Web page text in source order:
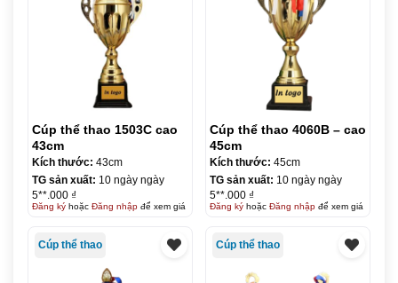
Cúp thể thao 1503C cao
43cm
Kích thước: 43cm
TG sản xuất: 10 ngày ngày
5**.000 ₫
Đăng kýhoặc Đăng nhậpđể xem giá
Cúp thể thao 4060B – cao
45cm
Kích thước: 45cm
TG sản xuất: 10 ngày ngày
5**.000 ₫
Đăng kýhoặc Đăng nhậpđể xem giá
Cúp thể thao Cúp thể thao